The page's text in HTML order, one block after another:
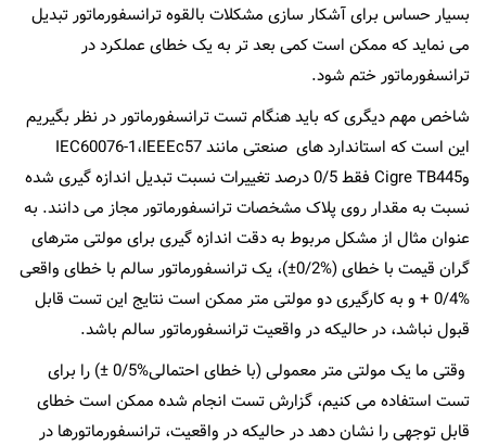
بسیار حساس برای آشکار سازی مشکلات بالقوه ترانسفورماتور تبدیل
می نماید که ممکن است کمی بعد تر به یک خطای عملکرد در
ترانسفورماتور ختم شود.
شاخص مهم دیگری که باید هنگام تست ترانسفورماتور در نظر بگیریم
این است که استاندارد های صنعتی مانند IEC60076-1،IEEEc57
وCigre TB445 فقط 0/5 درصد تغییرات نسبت تبدیل اندازه گیری شده
نسبت به مقدار روی پلاک مشخصات ترانسفورماتور مجاز می دانند. به
عنوان مثال از مشکل مربوط به دقت اندازه گیری برای مولتی مترهای
گران قیمت با خطای (%0/2±)، یک ترانسفورماتور سالم با خطای واقعی
%0/4 + و به کارگیری دو مولتی متر ممکن است نتایج این تست قابل
قبول نباشد، در حالیکه در واقعیت ترانسفورماتور سالم باشد.
وقتی ما یک مولتی متر معمولی (با خطای احتمالی%0/5 ±) را برای
تست استفاده می کنیم، گزارش تست انجام شده ممکن است خطای
قابل توجهی را نشان دهد در حالیکه در واقعیت، ترانسفورماتورها در